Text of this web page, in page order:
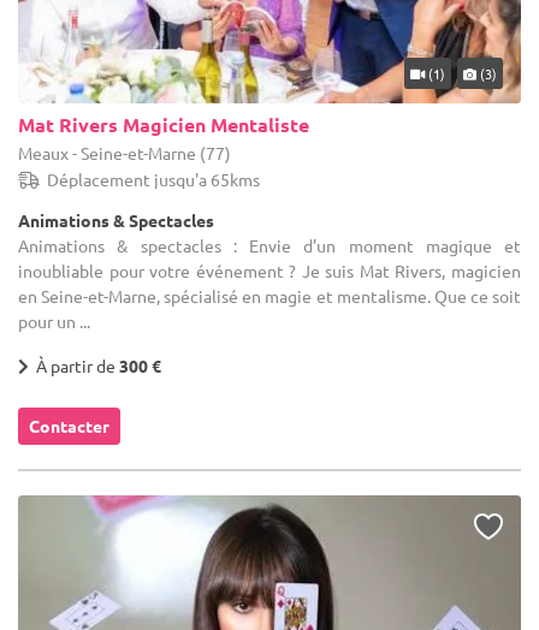
(1) (3)
Mat Rivers Magicien Mentaliste
Meaux - Seine-et-Marne (77)
Déplacement jusqu'a 65kms
Animations & Spectacles
Animations & spectacles : Envie d’un moment magique et
inoubliable pour votre événement ? Je suis Mat Rivers, magicien
en Seine-et-Marne, spécialisé en magie et mentalisme. Que ce soit
pour un ...
À partir de 300 €
Contacter